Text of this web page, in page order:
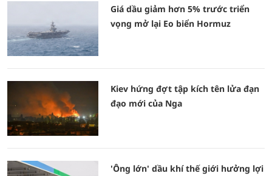
Giá dầu giảm hơn 5% trước triển
vọng mở lại Eo biển Hormuz
Kiev hứng đợt tập kích tên lửa đạn
đạo mới của Nga
'Ông lớn' dầu khí thế giới hưởng lợi